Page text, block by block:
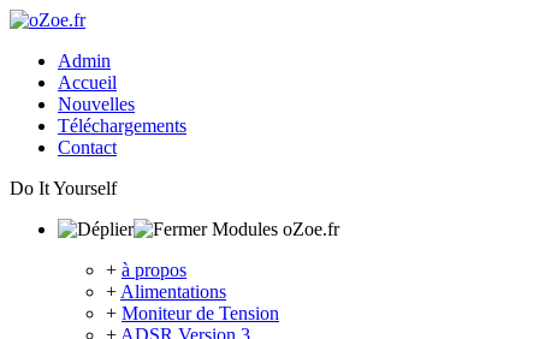
Admin
Accueil
Nouvelles
Téléchargements
Contact
Do It Yourself
Modules oZoe.fr
+ à propos
+ Alimentations
+ Moniteur de Tension
+ ADSR Version 3